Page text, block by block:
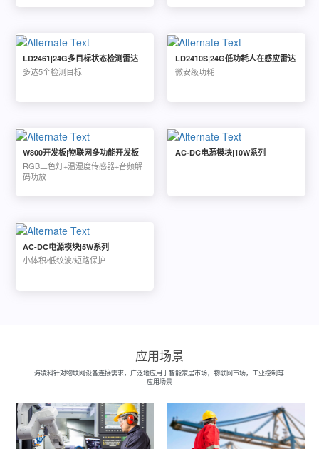
LD2461|24G多目标状态检测雷达
多达5个检测目标
LD2410S|24G低功耗人在感应雷达
微安级功耗
W800开发板|物联网多功能开发板
RGB三色灯+温湿度传感器+音频解
码功放
AC-DC电源模块|10W系列
AC-DC电源模块|5W系列
小体积/低纹波/短路保护
应用场景
海凌科针对物联网设备连接需求，广泛地应用于智能家居市场，物联网市场，工业控制等
应用场景